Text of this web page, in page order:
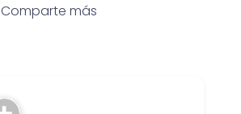
Comparte más